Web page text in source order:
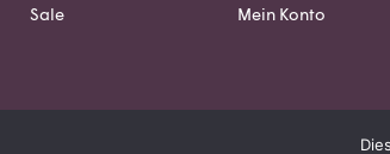
Sale
Mein Konto